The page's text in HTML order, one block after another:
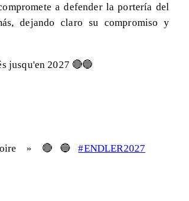
a defender la portería del
dejando claro su compromiso y
jusqu'en 2027 🔴🔵
» 🔴🔵#ENDLER2027